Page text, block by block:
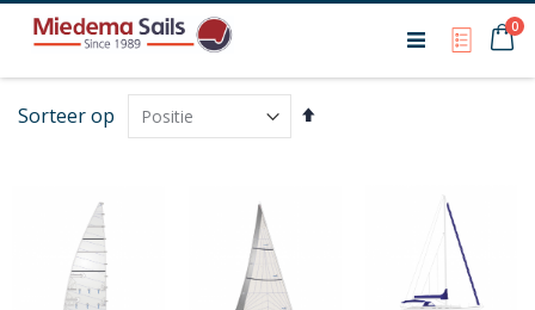
My0
Sorteer op
Van